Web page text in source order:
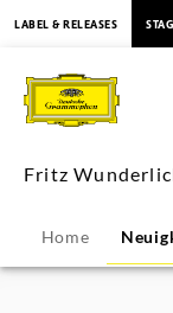
|
LABEL & RELEASES
Fritz
Home